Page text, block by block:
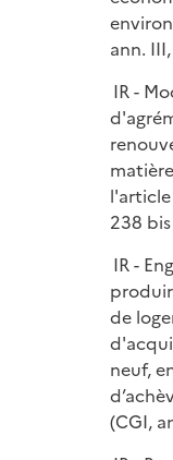
ann.
IR -
238
IR -
de
neuf,
(CGI,